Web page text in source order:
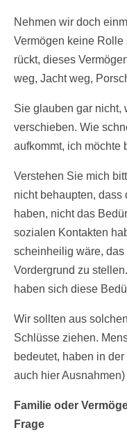
Nehmen wir doch
Vermögen keine Rolle
rückt, dieses
weg, Jacht weg,
Sie glauben gar nicht,
verschieben. Wie
aufkommt, ich möchte
Verstehen Sie mich
nicht behaupten, dass
haben, nicht das
sozialen Kontakten
scheinheilig wäre, das
Vordergrund zu
haben sich diese
Wir sollten aus
Schlüsse ziehen.
bedeutet, haben in
auch hier
Familie oder
Frage